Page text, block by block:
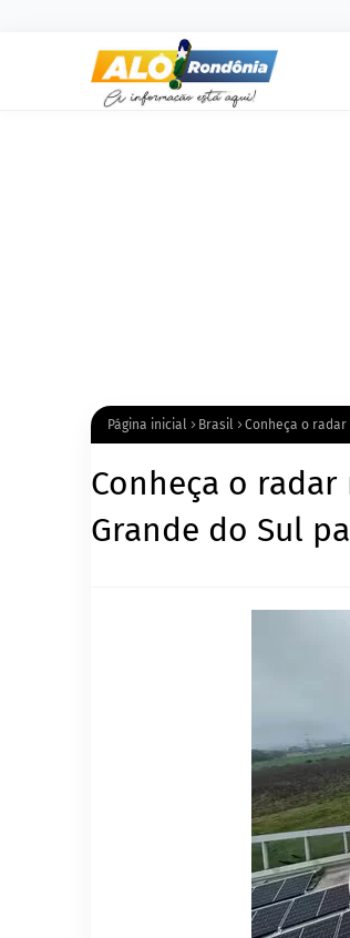
Página inicial Brasil Conheça o
Conheça o
Grande do Sul